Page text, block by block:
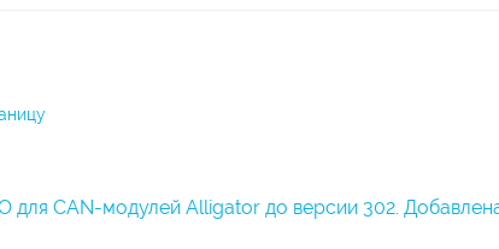
CAN-модулей Alligator до версии 302.